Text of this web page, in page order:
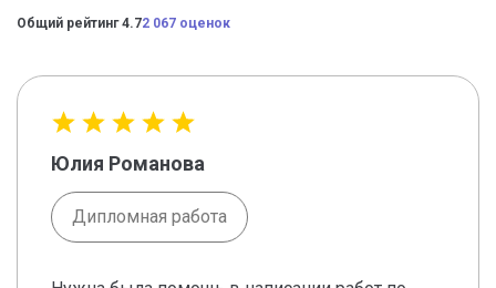
Общий рейтинг 4.72 067 оценок
Юлия Романова
Дипломная работа